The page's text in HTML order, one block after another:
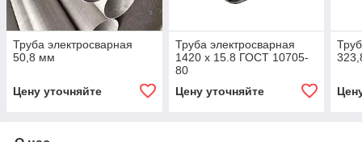
Труба электросварная
50,8 мм
Цену уточняйте
Труба электросварная
1420 х 15.8 ГОСТ 10705-
80
Цену уточняйте